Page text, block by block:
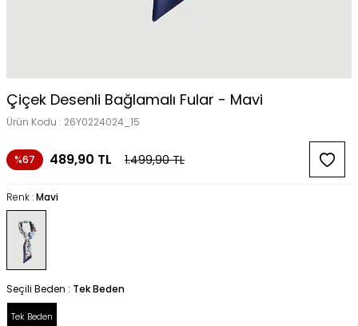
Çiçek Desenli Bağlamalı Fular - Mavi
Ürün Kodu : 26Y0224024_15
%67 489,90 TL 1.499,90TL
Renk :Mavi
Seçili Beden : Tek Beden
Tek Beden